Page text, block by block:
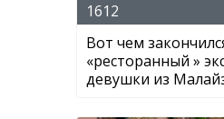
1612
Вот чем
«ресторанный »
девушки из